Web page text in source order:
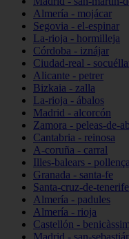
Almería - mojácar
Segovia - el-espinar
La-rioja - hormilleja
Córdoba - iznájar
Ciudad-real -
Alicante - petrer
Bizkaia - zalla
La-rioja - ábalos
Madrid - alcorcón
Zamora - peleas-de-
Cantabria - reinosa
A-coruña - carral
Illes-balears - pollença
Granada - santa-fe
Santa-cruz-de-
Almería - padules
Almería - rioja
Castellón - benicàssim
Madrid - san-